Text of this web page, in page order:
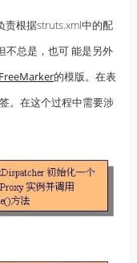
责根据struts.xml中的配
不总是，也可 能是另外
FreeMarker的模版。在表
。在这个过程中需要涉